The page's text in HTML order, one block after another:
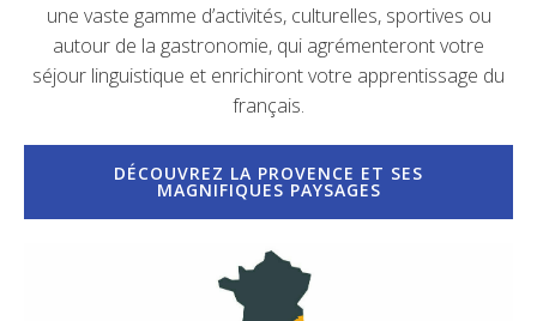
une vaste gamme d’activités, culturelles, sportives ou
autour de la gastronomie, qui agrémenteront votre
séjour linguistique et enrichiront votre apprentissage du
français.
DÉCOUVREZ LA PROVENCE ET SES
MAGNIFIQUES PAYSAGES